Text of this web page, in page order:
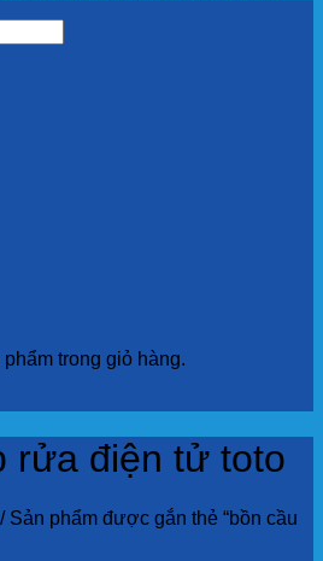
trong giỏ hàng.
rửa điện tử toto
/Sản phẩm được gắn thẻ “bồn cầu